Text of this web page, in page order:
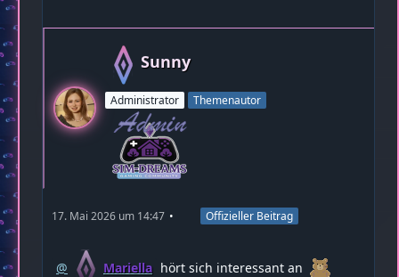
Sunny
Administrator Themenautor
17. Mai 2026 um 14:47 Offizieller Beitrag
Mariella hört sich interessant an